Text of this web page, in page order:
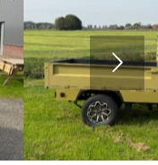
1 2 3 4